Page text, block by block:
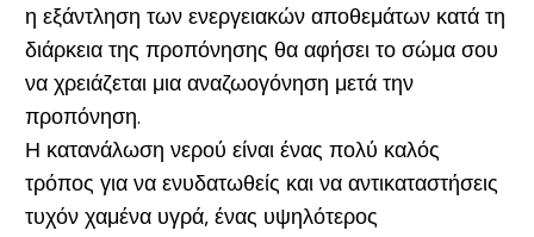
η εξάντληση των ενεργειακών αποθεμάτων κατά τη
διάρκεια της προπόνησης θα αφήσει το σώμα σου
να χρειάζεται μια αναζωογόνηση μετά την
προπόνηση.
Η κατανάλωση νερού είναι ένας πολύ καλός
τρόπος για να ενυδατωθείς και να αντικαταστήσεις
τυχόν χαμένα υγρά, ένας υψηλότερος